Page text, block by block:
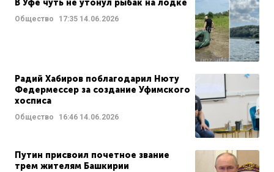
В Уфе чуть не утонул рыбак на лодке
Общество 17:35 14.06.2026
Радий Хабиров поблагодарил Нюту
Федермессер за создание Уфимского
хосписа
Общество 16:46 14.06.2026
Путин присвоил почетное звание
трем жителям Башкирии